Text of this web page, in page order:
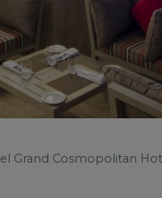
Grand Cosmopolitan